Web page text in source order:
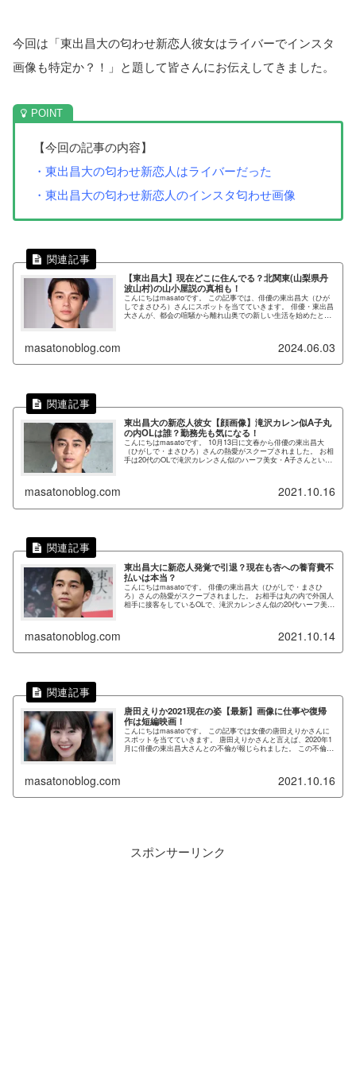
今回は「東出昌大の匂わせ新恋人彼女はライバーでインスタ
画像も特定か？！」と題して皆さんにお伝えしてきました。
【今回の記事の内容】
・東出昌大の匂わせ新恋人はライバーだった
・東出昌大の匂わせ新恋人のインスタ匂わせ画像
【東出昌大】現在どこに住んでる？北関東(山梨県丹
波山村)の山小屋説の真相も！
こんにちはmasatoです。 この記事では、俳優の東出昌大（ひが
しでまさひろ）さんにスポットを当てていきます。 俳優・東出昌
大さんが、都会の喧騒から離れ山奥での新しい生活を始めたとい
masatonoblog.com 2024.06.03
東出昌大の新恋人彼女【顔画像】滝沢カレン似A子丸
の内OLは誰？勤務先も気になる！
こんにちはmasatoです。 10月13日に文春から俳優の東出昌大
（ひがしで・まさひろ）さんの熱愛がスクープされました。 お相
手は20代のOLで滝沢カレンさん似のハーフ美女・A子さんという
masatonoblog.com 2021.10.16
東出昌大に新恋人発覚で引退？現在も杏への養育費不
払いは本当？
こんにちはmasatoです。 俳優の東出昌大（ひがしで・まさひ
ろ）さんの熱愛がスクープされました。 お相手は丸の内で外国人
相手に接客をしているOLで、滝沢カレンさん似の20代ハーフ美女
ということです。 東出さんといえば、2020年1月に女優...
masatonoblog.com 2021.10.14
唐田えりか2021現在の姿【最新】画像に仕事や復帰
作は短編映画！
こんにちはmasatoです。 この記事では女優の唐田えりかさんに
スポットを当てていきます。 唐田えりかさんと言えば、2020年1
月に俳優の東出昌大さんとの不倫が報じられました。 この不倫騒
masatonoblog.com 2021.10.16
スポンサーリンク